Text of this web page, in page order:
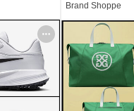
Brand Shoppe